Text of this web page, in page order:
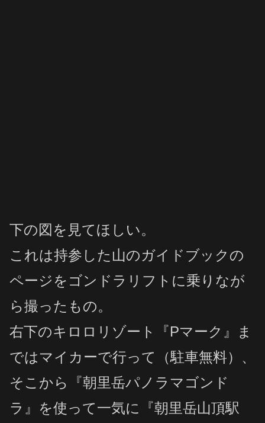
下の図を見てほしい。
これは持参した山のガイドブックの
ページをゴンドラリフトに乗りなが
ら撮ったもの。
右下のキロロリゾート『Pマーク』ま
ではマイカーで行って（駐車無料）、
そこから『朝里岳パノラマゴンド
ラ』を使って一気に『朝里岳山頂駅